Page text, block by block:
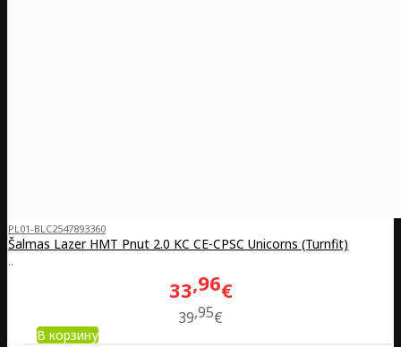
PL01-BLC2547893360
Šalmas Lazer HMT Pnut 2.0 KC CE-CPSC Unicorns (Turnfit)
..
33 96€
39 95€
В корзину